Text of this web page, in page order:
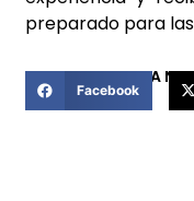
preparado para
COMPARTIR ESTA
Facebook